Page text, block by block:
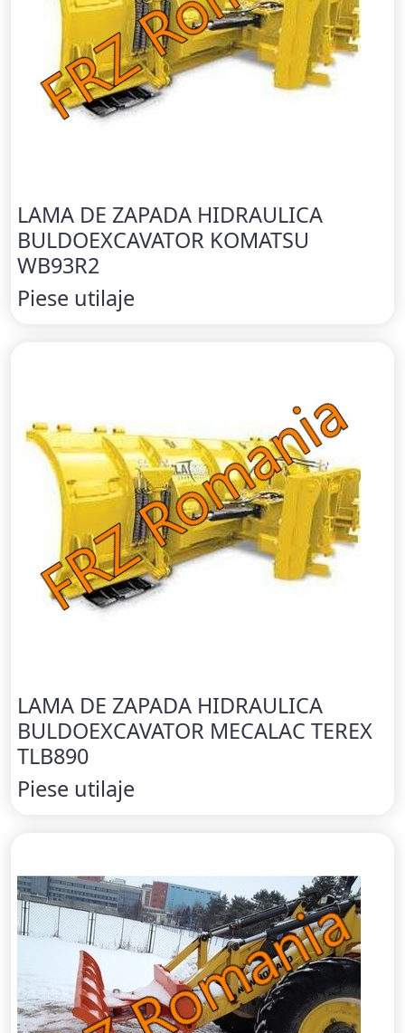
LAMA DE ZAPADA HIDRAULICA
BULDOEXCAVATOR KOMATSU
WB93R2
Piese utilaje
LAMA DE ZAPADA HIDRAULICA
BULDOEXCAVATOR MECALAC TEREX
TLB890
Piese utilaje